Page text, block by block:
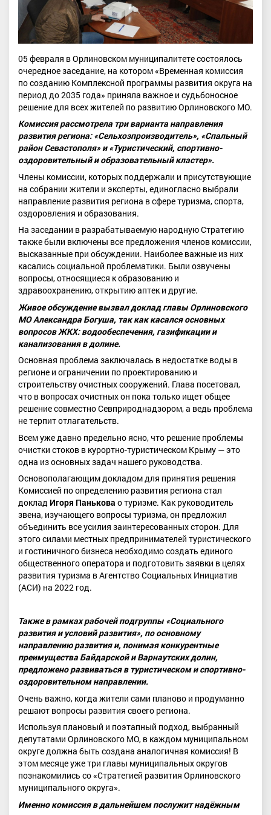
05 февраля в Орлиновском муниципалитете состоялось
очередное заседание, на котором «Временная комиссия
по созданию Комплексной программы развития округа на
период до 2035 года» приняла важное и судьбоносное
решение для всех жителей по развитию Орлиновского МО.
Комиссия рассмотрела три варианта направления
развития региона: «Сельхозпроизводитель», «Спальный
район Севастополя» и «Туристический, спортивно-
оздоровительный и образовательный кластер».
Члены комиссии, которых поддержали и присутствующие
на собрании жители и эксперты, единогласно выбрали
направление развития региона в сфере туризма, спорта,
оздоровления и образования.
На заседании в разрабатываемую народную Стратегию
также были включены все предложения членов комиссии,
высказанные при обсуждении. Наиболее важные из них
касались социальной проблематики. Были озвучены
вопросы, относящиеся к образованию и
здравоохранению, открытию аптек и другие.
Живое обсуждение вызвал доклад главы Орлиновского
МО Александра Богуша, так как касался основных
вопросов ЖКХ: водообеспечения, газификации и
канализования в долине.
Основная проблема заключалась в недостатке воды в
регионе и ограничении по проектированию и
строительству очистных сооружений. Глава посетовал,
что в вопросах очистных он пока только ищет общее
решение совместно Севприроднадзором, а ведь проблема
не терпит отлагательств.
Всем уже давно предельно ясно, что решение проблемы
очистки стоков в курортно-туристическом Крыму — это
одна из основных задач нашего руководства.
Основополагающим докладом для принятия решения
Комиссией по определению развития региона стал
доклад Игоря Панькова о туризме. Как руководитель
звена, изучающего вопросы туризма, он предложил
объединить все усилия заинтересованных сторон. Для
этого силами местных предпринимателей туристического
и гостиничного бизнеса необходимо создать единого
общественного оператора и подготовить заявки в целях
развития туризма в Агентство Социальных Инициатив
(АСИ) на 2022 год.
Также в рамках рабочей подгруппы «Социального
развития и условий развития», по основному
направлению развития и, понимая конкурентные
преимущества Байдарской и Варнаутских долин,
предложено развиваться в туристическом и спортивно-
оздоровительном направлении.
Очень важно, когда жители сами планово и продуманно
решают вопросы развития своего региона.
Используя плановый и поэтапный подход, выбранный
депутатами Орлиновского МО, в каждом муниципальном
округе должна быть создана аналогичная комиссия! В
этом месяце уже три главы муниципальных округов
познакомились со «Стратегией развития Орлиновского
муниципального округа».
Именно комиссия в дальнейшем послужит надёжным